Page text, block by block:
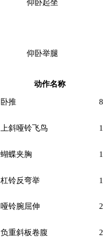
仰卧起坐
仰卧举腿
动作名称
卧推
上斜哑铃飞鸟
蝴蝶夹胸
杠铃反弯举
哑铃腕屈伸
负重斜板卷腹